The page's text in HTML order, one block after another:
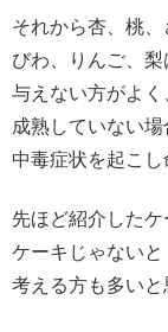
それから杏、桃、
びわ、りんご、
与えない方がよく
成熟していない
中毒症状を起こし
先ほど紹介したケ
ケーキじゃないと
考える方も多いと